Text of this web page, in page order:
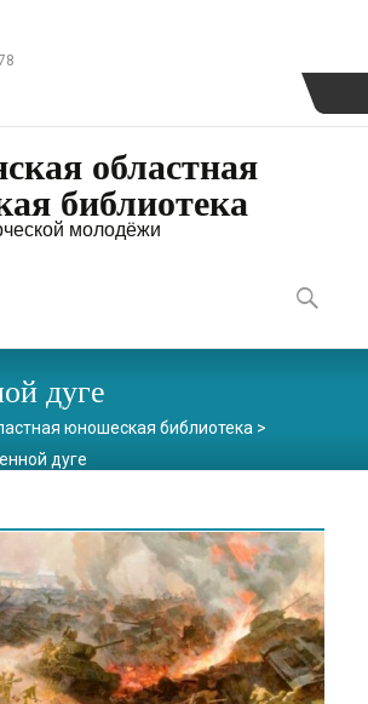
областная
библиотека
молодёжи
to
content
Найти:
дуге
юношеская библиотека >
дуге